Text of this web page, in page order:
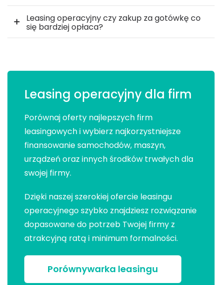
Leasing operacyjny czy zakup za gotówkę co
się bardziej opłaca?
Leasing operacyjny dla firm
Porównaj oferty najlepszych firm
leasingowych i wybierz najkorzystniejsze
finansowanie samochodów, maszyn,
urządzeń oraz innych środków trwałych dla
swojej firmy.
Dzięki naszej szerokiej ofercie leasingu
operacyjnego szybko znajdziesz rozwiązanie
dopasowane do potrzeb Twojej firmy z
atrakcyjną ratą i minimum formalności.
Porównywarka leasingu